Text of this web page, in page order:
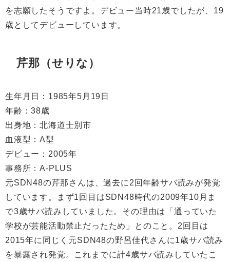
を志願したそうですよ。デビュー当時21 歳でしたが、 19
歳としてデビューしています。
芹那（せりな）
生年月日： 1985年5 月 19 日
年齢：38歳
出身地：北海道士別市
血液型： A型
デビュー： 2005年
事務所： A-PLUS
元SDN48の芹那さんは、過去に 2 回年齢サバ読みが発覚
しています。まず1 回目はSDN48時代の2009年10 月ま
で3歳サバ読みしていました。その理由は「通っていた
学校が芸能活動禁止だったため」とのこと。 2 回目は
2015年に同じく元SDN48の野呂佳代さんに1 歳サバ読み
を暴露され発覚。これまでに計4歳サバ読みしていたこ